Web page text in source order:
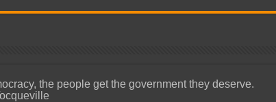
the people get the government they deserve.